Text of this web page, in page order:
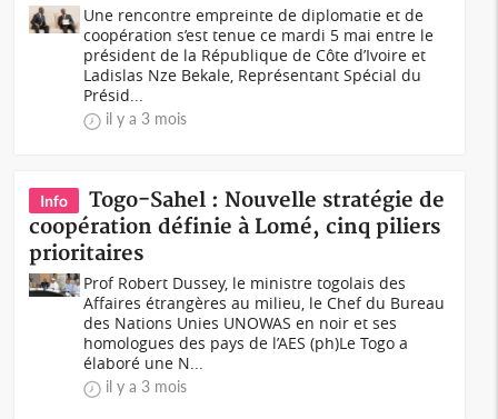
Une rencontre empreinte de diplomatie et de
coopération s’est tenue ce mardi 5 mai entre le
président de la République de Côte d’Ivoire et
Ladislas Nze Bekale, Représentant Spécial du
Présid...
il y a 3 mois
Info
Togo-Sahel : Nouvelle stratégie de
coopération définie à Lomé, cinq piliers
prioritaires
Prof Robert Dussey, le ministre togolais des
Affaires étrangères au milieu, le Chef du Bureau
des Nations Unies UNOWAS en noir et ses
homologues des pays de l’AES (ph)Le Togo a
élaboré une N...
il y a 3 mois